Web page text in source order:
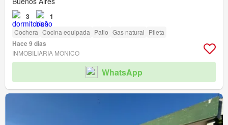
3 1
Cochera Cocina equipada Patio Gas natural Pileta
Hace 9 días
INMOBILIARIA MONICO
WhatsApp